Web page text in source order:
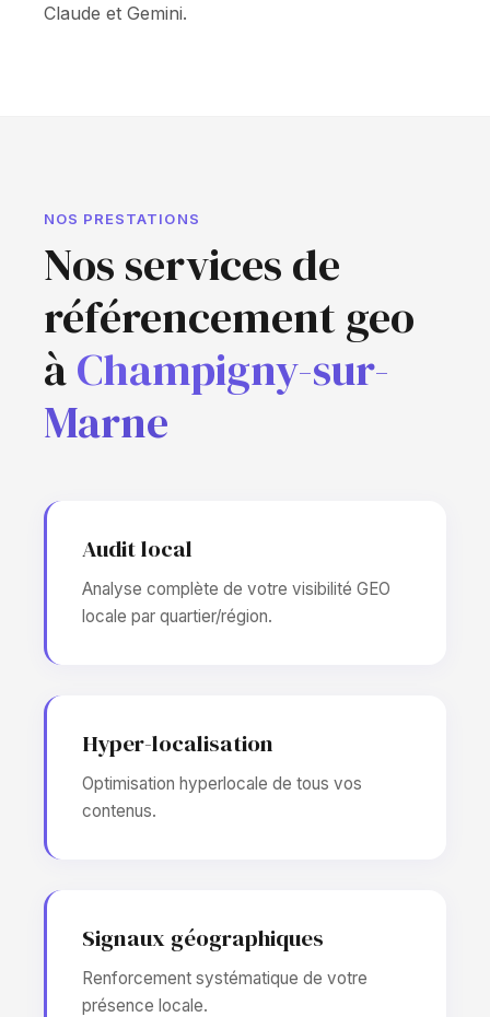
Claude et Gemini.
NOS PRESTATIONS
Nos services de
référencement geo
àChampigny-sur-
Marne
Audit local
Analyse complète de votre visibilité GEO
locale par quartier/région.
Hyper-localisation
Optimisation hyperlocale de tous vos
contenus.
Signaux géographiques
Renforcement systématique de votre
présence locale.